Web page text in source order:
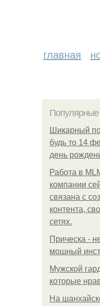
главная
Шикарный
будь то 14
день
Работа в
компании
связана с
контента,
сетях.
Прическа -
мощный
Мужской
которые
На